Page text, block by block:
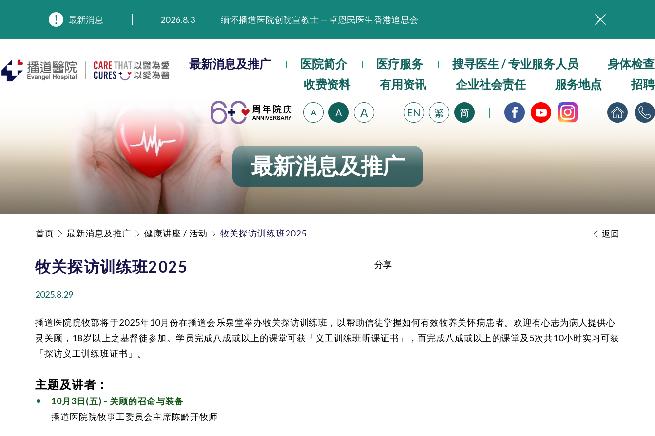
最新消息 2026.8.3
缅怀播道医院创院宣教士 — 卓恩民医生香港追思会
2025.9.23
本院在暴雨或台风警告信号 (包括黑色暴雨及8号或以上热带气旋警告信号) 下，仍会维持有限度服务。如有查询，可致电2711 5222。
2025.8.4
播道医院体检服务获客户正面评价
播道医院手机App已推出查阅病歷记录及求诊资料功能，请即下载
最新消息及推广 医院简介 医疗服务 搜寻医生 / 专业服务人员
身体检查
收费资料
有用资讯 企业社会责任 服务地点 招聘
A A A EN 繁 简
最新消息及推广
首页 最新消息及推广 健康讲座 / 活动 牧关探访训练班2025 返回
牧关探访训练班2025
2025.8.29
分享
播道医院院牧部将于2025年10月份在播道会乐泉堂举办牧关探访训练班，以帮助信徒掌握如何有效牧养关怀病患者。欢迎有心志为病人提供心
灵关顾，18岁以上之基督徒参加。学员完成八成或以上的课堂可获「义工训练班听课证书」，而完成八成或以上的课堂及5次共10小时实习可获
「探访义工训练班证书」。
主题及讲者：
10月3日(五) - 关顾的召命与装备
播道医院院牧事工委员会主席陈黔开牧师